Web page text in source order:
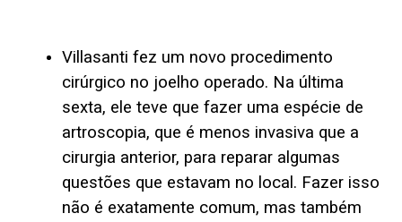
Villasanti fez um novo procedimento
cirúrgico no joelho operado. Na última
sexta, ele teve que fazer uma espécie de
artroscopia, que é menos invasiva que a
cirurgia anterior, para reparar algumas
questões que estavam no local. Fazer isso
não é exatamente comum, mas também